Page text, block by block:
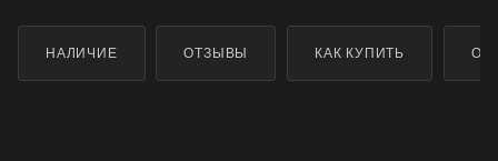
НАЛИЧИЕ ОТЗЫВЫ КАК КУПИТЬ